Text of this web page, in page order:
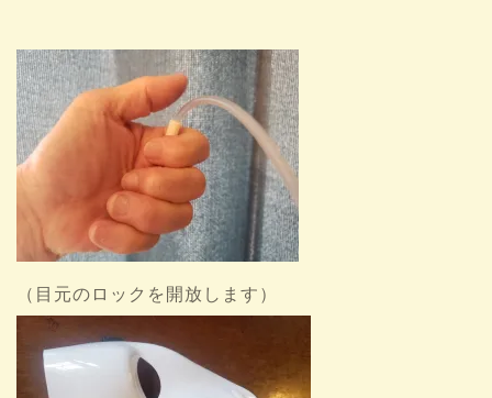
（目元のロックを開放します）